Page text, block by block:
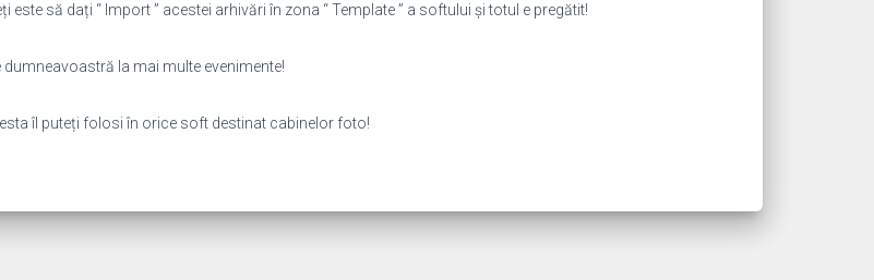
să dați “ Import ” acestei arhivări în zona “ Template ” a softului și totul e pregătit!
la mai multe evenimente!
îl puteți folosi în orice soft destinat cabinelor foto!